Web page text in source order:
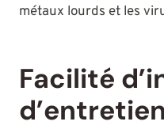
métaux lourds et les
Facilité
d’entretien